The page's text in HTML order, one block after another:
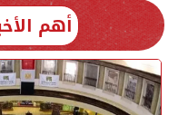
أهم